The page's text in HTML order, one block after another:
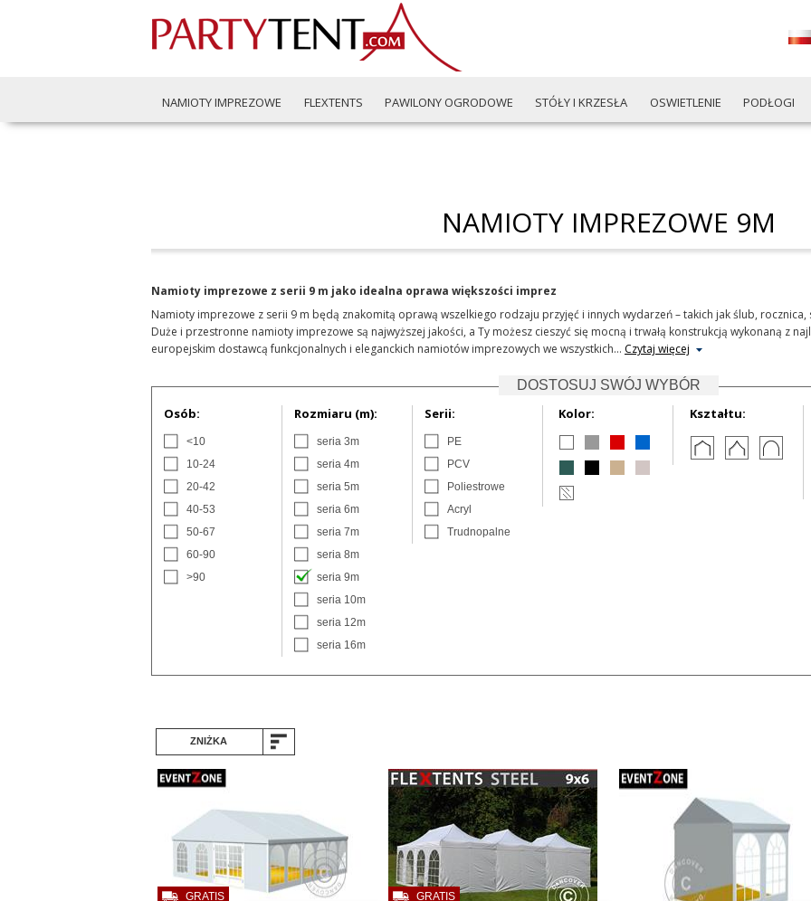
NAMIOTY IMPREZOWE FLEXTENTS PAWILONY OGRODOWE STÓŁY I KRZESŁA OSWIETLENIE PODŁOGI
NAMIOTY IMPREZOWE 9M
Namioty imprezowe z serii 9 m jako idealna oprawa większości imprez
Namioty imprezowe z serii 9 m będą znakomitą oprawą wszelkiego rodzaju przyjęć i innych wydarzeń – takich jak ślub,
Duże i przestronne namioty imprezowe są najwyższej jakości, a Ty możesz cieszyć się mocną i trwałą konstrukcją wykonaną z
europejskim dostawcą funkcjonalnych i eleganckich namiotów imprezowych we wszystkich… Czytaj więcej
DOSTOSUJ SWÓJ WYBÓR
Osób:
<10
10-24
20-42
40-53
50-67
60-90
>90
Rozmiaru (m):
seria 3m
seria 4m
seria 5m
seria 6m
seria 7m
seria 8m
seria 9m
seria 10m
seria 12m
seria 16m
Serii:
PE
PCV
Poliestrowe
Acryl
Trudnopalne
Kolor: Kształtu:
ZNIŻKA
GRATIS GRATIS